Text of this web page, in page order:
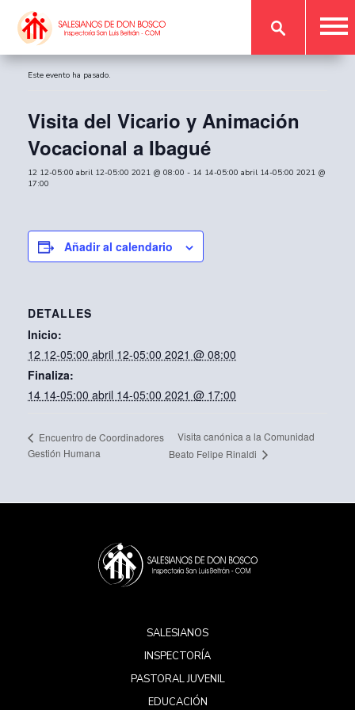
« Todos los Eventos
Este evento ha pasado.
Visita del Vicario y Animación
Vocacional a Ibagué
12 12-05:00 abril 12-05:00 2021 @ 08:00 - 14 14-05:00 abril 14-05:00 2021 @
17:00
Añadir al calendario
DETALLES
Inicio:
12 12-05:00 abril 12-05:00 2021 @ 08:00
Finaliza:
14 14-05:00 abril 14-05:00 2021 @ 17:00
Encuentro de Coordinadores
Gestión Humana
Visita canónica a la Comunidad
Beato Felipe Rinaldi
SALESIANOS
INSPECTORÍA
PASTORAL JUVENIL
EDUCACIÓN